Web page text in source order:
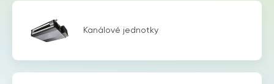
Kanálové jednotky